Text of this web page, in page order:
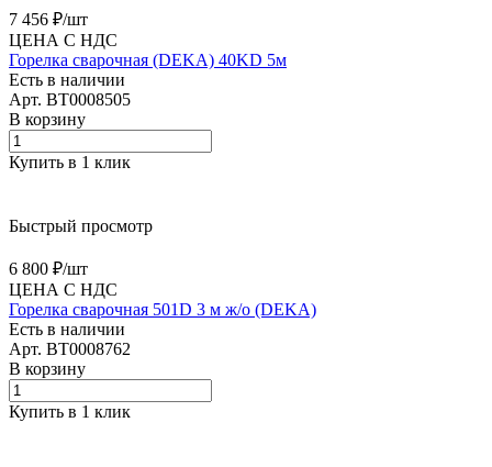
7 456 ₽/шт
ЦЕНА С НДС
Горелка сварочная (DEKA) 40KD 5м
Есть в наличии
Арт. BT0008505
В корзину
Купить в 1 клик
Быстрый просмотр
6 800 ₽/шт
ЦЕНА С НДС
Горелка сварочная 501D 3 м ж/о (DEKA)
Есть в наличии
Арт. BT0008762
В корзину
Купить в 1 клик